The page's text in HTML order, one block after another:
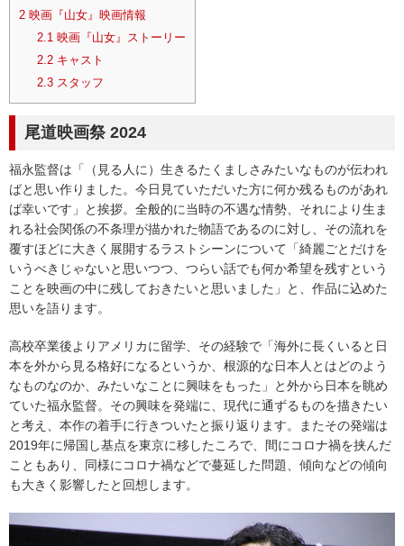
2 映画『山女』映画情報
2.1 映画『山女』ストーリー
2.2キャスト
2.3スタッフ
尾道映画祭 2024
福永監督は「（見る人に）生きるたくましさみたいなものが伝われ
ばと思い作りました。今日見ていただいた方に何か残るものがあれ
ば幸いです」と挨拶。全般的に当時の不遇な情勢、それにより生ま
れる社会関係の不条理が描かれた物語であるのに対し、その流れを
覆すほどに大きく展開するラストシーンについて「綺麗ごとだけを
いうべきじゃないと思いつつ、つらい話でも何か希望を残すという
ことを映画の中に残しておきたいと思いました」と、作品に込めた
思いを語ります。
高校卒業後よりアメリカに留学、その経験で「海外に長くいると日
本を外から見る格好になるというか、根源的な日本人とはどのよう
なものなのか、みたいなことに興味をもった」と外から日本を眺め
ていた福永監督。その興味を発端に、現代に通ずるものを描きたい
と考え、本作の着手に行きついたと振り返ります。またその発端は
2019年に帰国し基点を東京に移したころで、間にコロナ禍を挟んだ
こともあり、同様にコロナ禍などで蔓延した問題、傾向などの傾向
も大きく影響したと回想します。